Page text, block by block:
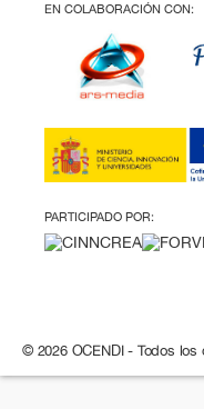
EN COLABORACIÓN CON:
PARTICIPADO POR:
© 2026 OCENDI - Todos los